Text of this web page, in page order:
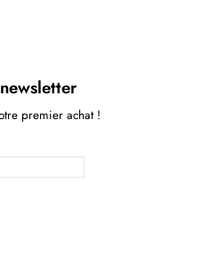
premier achat !